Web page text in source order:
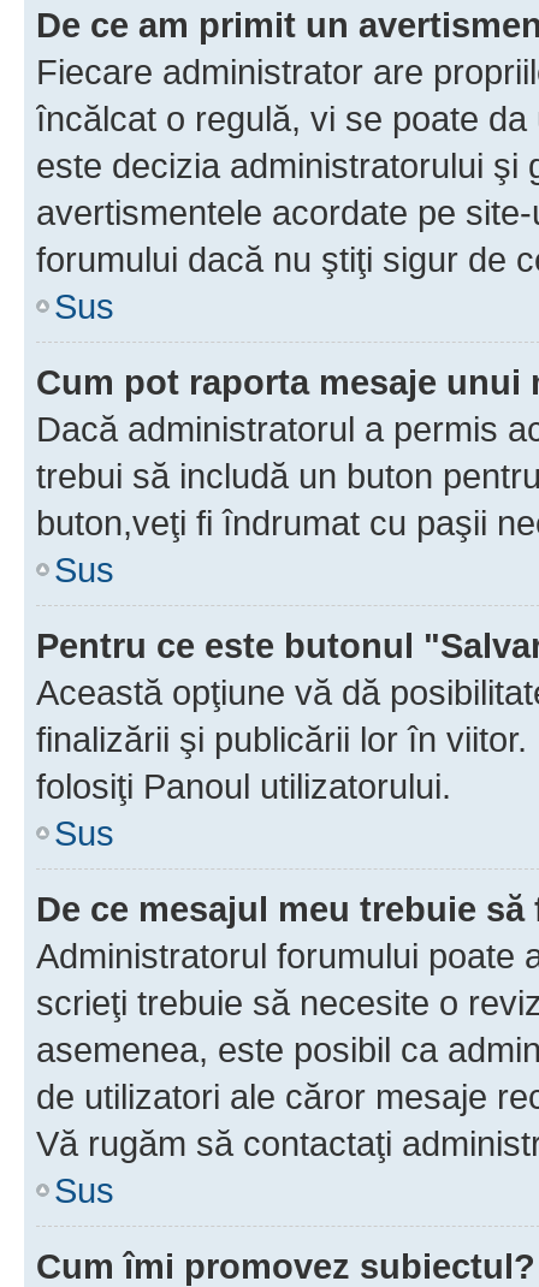
De ce am primit un
Fiecare administrator are
încălcat o regulă, vi se poate
este decizia administratorului şi
avertismentele acordate pe
forumului dacă nu ştiţi sigur de
Sus
Cum pot raporta mesaje unui
Dacă administratorul a permis
trebui să includă un buton
buton,veţi fi îndrumat cu paşii
Sus
Pentru ce este butonul
Această opţiune vă dă
finalizării şi publicării lor în
folosiţi Panoul utilizatorului.
Sus
De ce mesajul meu trebuie
Administratorul forumului poate
scrieţi trebuie să necesite o
asemenea, este posibil ca
de utilizatori ale căror mesaje
Vă rugăm să contactaţi
Sus
Cum îmi promovez subiectul?